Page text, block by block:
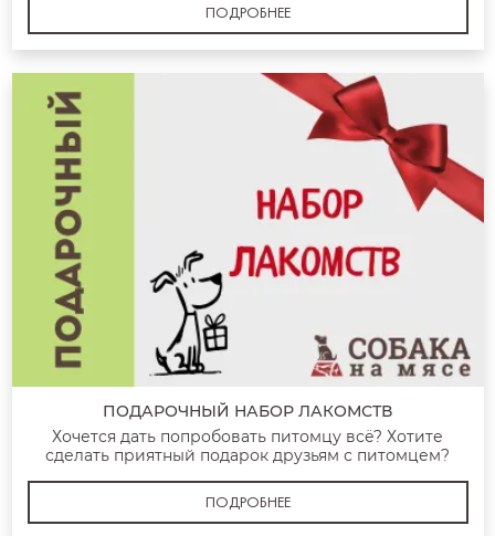
ПОДРОБНЕЕ
ПОДАРОЧНЫЙ НАБОР ЛАКОМСТВ
Хочется дать попробовать питомцу всё? Хотите
сделать приятный подарок друзьям с питомцем?
ПОДРОБНЕЕ